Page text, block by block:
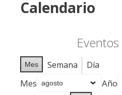
Calendario
Mes Semana Día
Mes Año